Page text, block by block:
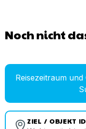
Noch nicht
Reisezeitraum
ZIEL / OBJEKT ID